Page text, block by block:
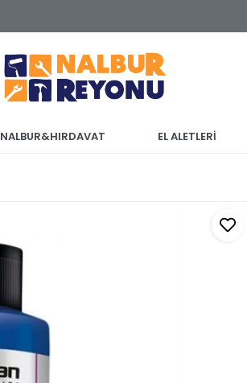
NALBUR&HIRDAVAT EL ALETLERİ